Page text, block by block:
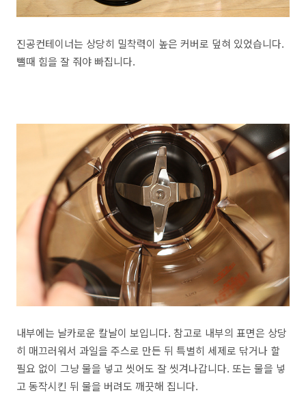
진공컨테이너는 상당히 밀착력이 높은 커버로 덮혀 있었습니다.
뺄때 힘을 잘 줘야 빠집니다.
내부에는 날카로운 칼날이 보입니다. 참고로 내부의 표면은 상당
히 매끄러워서 과일을 주스로 만든 뒤 특별히 세제로 닦거나 할
필요 없이 그냥 물을 넣고 씻어도 잘 씻겨나갑니다. 또는 물을 넣
고 동작시킨 뒤 물을 버려도 깨끗해 집니다.